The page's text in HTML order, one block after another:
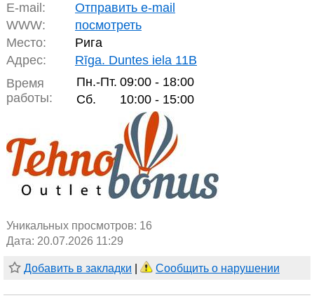
E-mail:
Отправить e-mail
WWW:
посмотреть
Место:
Рига
Адрес:
Rīga. Duntes iela 11B
Время
работы:
Пн.-Пт. 09:00 - 18:00
Сб.
10:00 - 15:00
Уникальных просмотров: 16
Дата: 20.07.2026 11:29
Добавить в закладки Сообщить о нарушении